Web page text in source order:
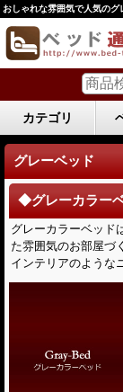
おしゃれな雰囲気で人気の
カテゴリ
グレーベッド
◆グレーカラー
グレーカラーベッド
た雰囲気のお部屋づ
インテリアのような